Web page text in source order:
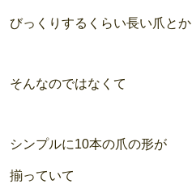
びっくりするくらい長い爪とか
そんなのではなくて
シンプルに10本の爪の形が
揃っていて